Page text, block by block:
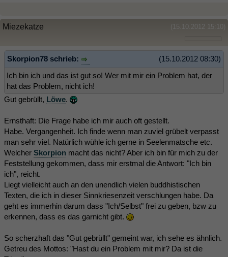
(15.10.2012 15:10)
Miezekatze
(15.10.2012 08:30)
Skorpion78 schrieb:
Ich bin ich und das ist gut so! Wer mit mir ein Problem hat, der
hat das Problem, nicht ich!
Gut gebrüllt, Löwe.
Ernsthaft: Die Frage habe ich mir auch oft gestellt.
Habe. Vergangenheit. Ich finde wenn man zuviel grübelt verpasst
man sehr viel. Natürlich wühle ich gerne in Seelenmatsche etc.
Welcher Skorpion macht das nicht? Aber ich bin für mich zu der
Feststellung gekommen, dass mir erstmal die Antwort: "Ich bin
ich", reicht.
Liegt vielleicht auch an den unendlich vielen buddhistischen
Texten, die ich in dieser Sinnkriesenzeit verschlungen habe. Da
geht es immerhin darum dass "Ich/Selbst" frei zu geben, bzw zu
erkennen, dass es das garnicht gibt.
So scherzhaft das "Gut gebrüllt" gemeint war, ich sehe es ähnlich.
Getreu des Mottos: "Hast du ein Problem mit mir? Da ist die